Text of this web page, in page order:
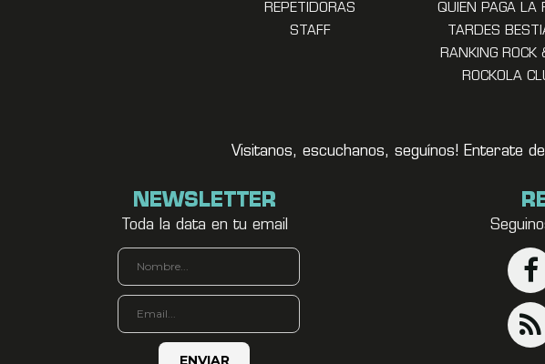
REPETIDORAS
STAFF
QUIEN PAGA LA
TARDES
RANKING ROCK
ROCKOLA
Visitanos, escuchanos, seguínos! Enterate
NEWSLETTER
Toda la data en tu email